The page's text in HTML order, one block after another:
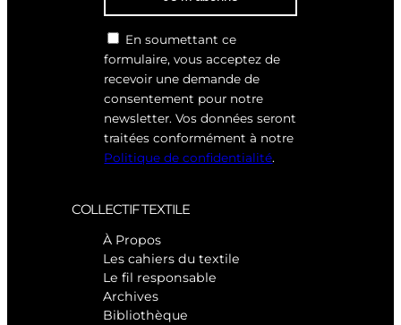
En soumettant ce
formulaire, vous acceptez de
recevoir une demande de
consentement pour notre
newsletter. Vos données seront
traitées conformément à notre
Politique de confidentialité.
COLLECTIF TEXTILE
À Propos
Les cahiers du textile
Le fil responsable
Archives
Bibliothèque